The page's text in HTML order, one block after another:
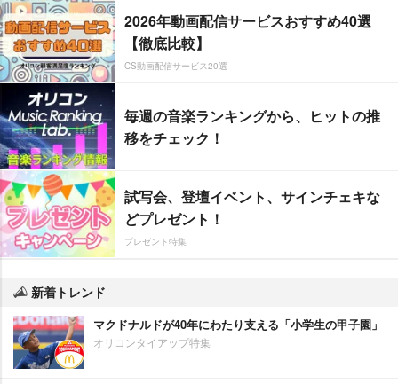
2026年動画配信サービスおすすめ40選
【徹底比較】
CS動画配信サービス20選
毎週の音楽ランキングから、ヒットの推
移をチェック！
試写会、登壇イベント、サインチェキな
どプレゼント！
プレゼント特集
新着トレンド
マクドナルドが40年にわたり支える「小学生の甲子園」
オリコンタイアップ特集